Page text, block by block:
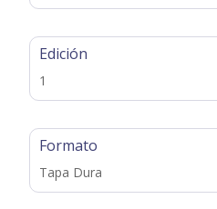
Edición
1
Formato
Tapa Dura